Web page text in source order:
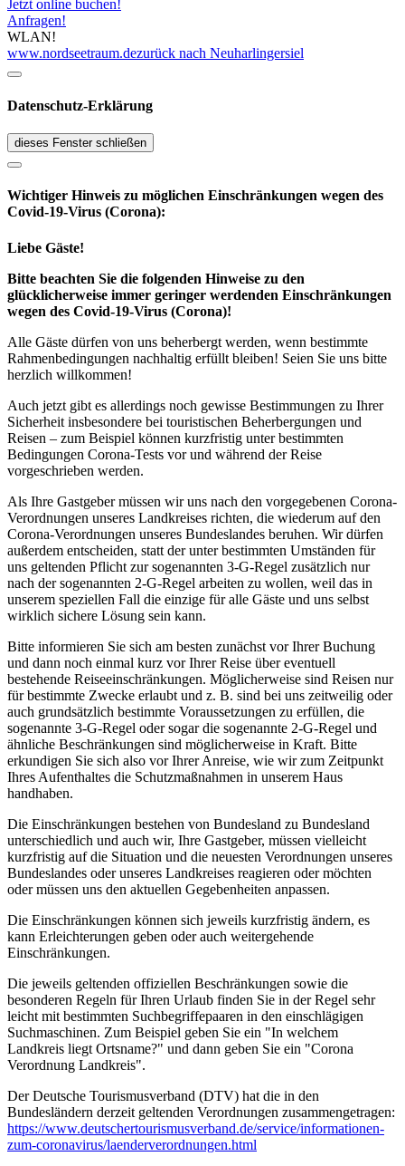
Jetzt online buchen!
Anfragen!
WLAN!
www.nordseetraum.dezurück nach Neuharlingersiel
Datenschutz-Erklärung
dieses Fenster schließen
Wichtiger Hinweis zu möglichen Ein­schränk­ungen wegen des
Covid-19-Virus (Corona):
Liebe Gäste!
Bitte beachten Sie die folgenden Hinweise zu den
glücklicherweise immer geringer werdenden Einschränkungen
wegen des Covid-19-Virus (Corona)!
Alle Gäste dürfen von uns beherbergt werden, wenn bestimmte
Rahmenbedingungen nachhaltig erfüllt bleiben! Seien Sie uns bitte
herzlich willkommen!
Auch jetzt gibt es allerdings noch gewisse Bestimmungen zu Ihrer
Sicherheit insbesondere bei touristischen Beherbergungen und
Reisen – zum Beispiel können kurzfristig unter bestimmten
Bedingungen Corona-Tests vor und während der Reise
vorgeschrieben werden.
Als Ihre Gastgeber müssen wir uns nach den vorgegebenen Corona-
Verordnungen unseres Landkreises richten, die wiederum auf den
Corona-Verordnungen unseres Bundeslandes beruhen. Wir dürfen
außerdem entscheiden, statt der unter bestimmten Umständen für
uns geltenden Pflicht zur sogenannten 3-G-Regel zusätzlich nur
nach der sogenannten 2-G-Regel arbeiten zu wollen, weil das in
unserem speziellen Fall die einzige für alle Gäste und uns selbst
wirklich sichere Lösung sein kann.
Bitte informieren Sie sich am besten zunächst vor Ihrer Buchung
und dann noch einmal kurz vor Ihrer Reise über eventuell
bestehende Reiseeinschränkungen. Möglicherweise sind Reisen nur
für bestimmte Zwecke erlaubt und z. B. sind bei uns zeitweilig oder
auch grundsätzlich bestimmte Voraussetzungen zu erfüllen, die
sogenannte 3-G-Regel oder sogar die sogenannte 2-G-Regel und
ähnliche Beschränkungen sind möglicherweise in Kraft. Bitte
erkundigen Sie sich also vor Ihrer Anreise, wie wir zum Zeitpunkt
Ihres Aufenthaltes die Schutzmaßnahmen in unserem Haus
handhaben.
Die Einschränkungen bestehen von Bundesland zu Bundesland
unterschiedlich und auch wir, Ihre Gastgeber, müssen vielleicht
kurzfristig auf die Situation und die neuesten Verordnungen unseres
Bundeslandes oder unseres Landkreises reagieren oder möchten
oder müssen uns den aktuellen Gegebenheiten anpassen.
Die Einschränkungen können sich jeweils kurzfristig ändern, es
kann Erleichterungen geben oder auch weitergehende
Einschränkungen.
Die jeweils geltenden offiziellen Beschränkungen sowie die
besonderen Regeln für Ihren Urlaub finden Sie in der Regel sehr
leicht mit bestimmten Suchbegriffepaaren in den einschlägigen
Suchmaschinen. Zum Beispiel geben Sie ein "In welchem
Landkreis liegt Ortsname?" und dann geben Sie ein "Corona
Verordnung Landkreis".
Der Deutsche Tourismusverband (DTV) hat die in den
Bundesländern derzeit geltenden Verordnungen zusammengetragen:
https://www.deutscher­tourismusverband.de/­service/­informationen-
zum-coronavirus/­laenderverordnungen.html